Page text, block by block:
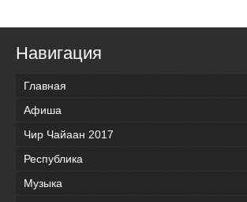
Навигация
Главная
Афиша
Чир Чайаан 2017
Республика
Музыка